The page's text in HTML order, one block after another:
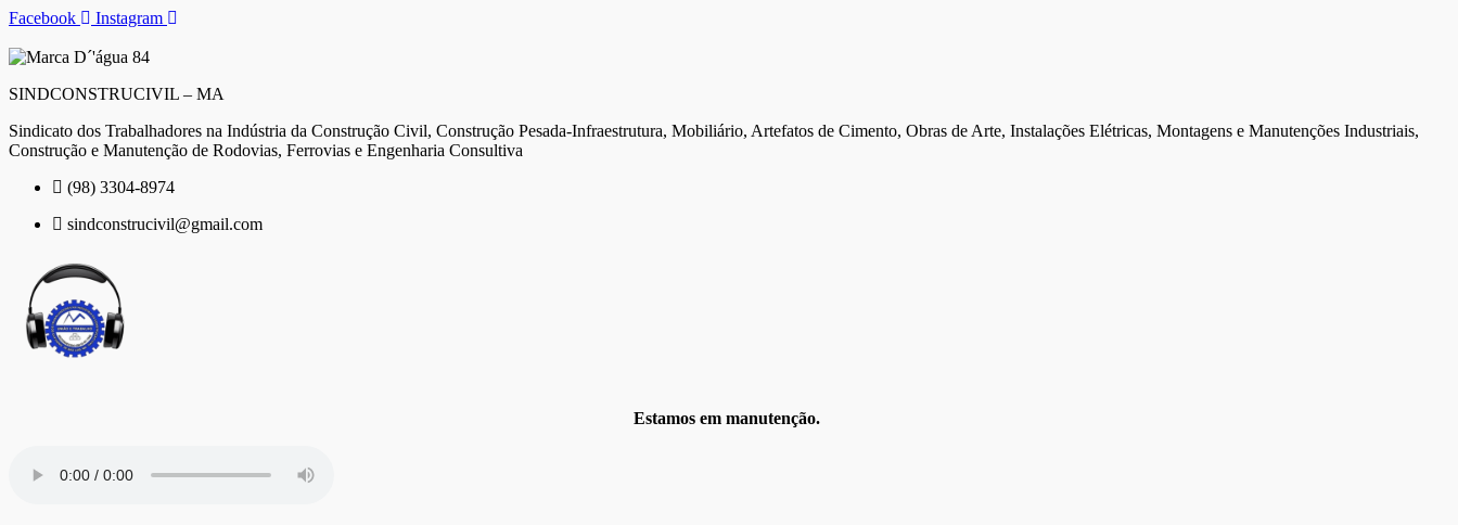
Ir
o
Facebook Instagram
SINDCONSTRUCIVIL – MA
Sindicato dos Trabalhadores na Indústria da Construção Civil, Construção Pesada-Infraestrutura, Mobiliário, Artefatos de Cimento, Obras de Arte, Instalações Elétricas, Montagens e Manutenções Industriais,
Construção e Manutenção de Rodovias, Ferrovias e Engenharia Consultiva
(98) 3304-8974
sindconstrucivil@gmail.com
Estamos em manutenção.